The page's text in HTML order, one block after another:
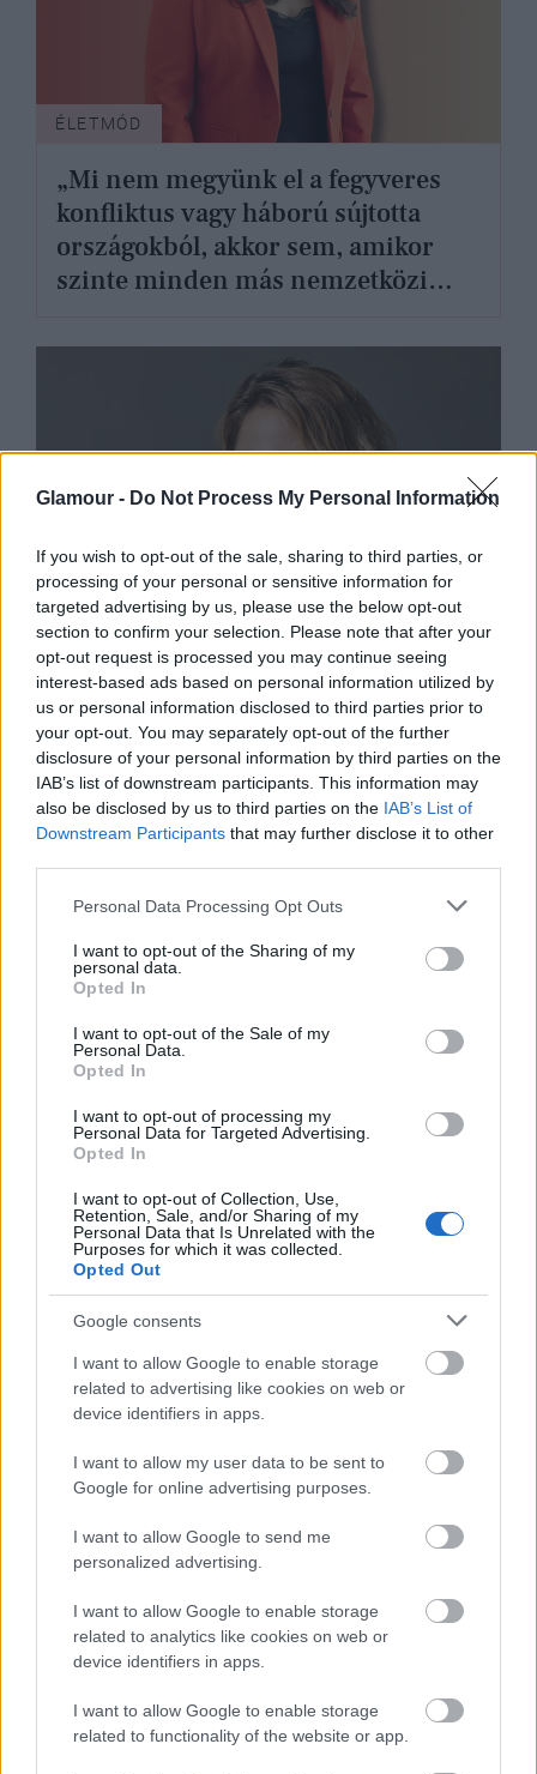
Glamour - Do Not Process My Personal Information
If you wish to opt-out of the sale, sharing to third parties, or
processing of your personal or sensitive information for
targeted advertising by us, please use the below opt-out
section to confirm your selection. Please note that after your
opt-out request is processed you may continue seeing
interest-based ads based on personal information utilized by
us or personal information disclosed to third parties prior to
your opt-out. You may separately opt-out of the further
disclosure of your personal information by third parties on the
IAB’s list of downstream participants. This information may
also be disclosed by us to third parties on the IAB’s List of
Downstream Participants that may further disclose it to other
Please note that this website/app uses one or more Google
not limited to your visit or usage behaviour. You may click to
grant or deny consent to Google and its third-party tags to
use your data for below specified purposes in below Google
consent section.
Personal Data Processing Opt Outs
I want to opt-out of the Sharing of my
personal data.
Opted In
I want to opt-out of the Sale of my
Personal Data.
Opted In
I want to opt-out of processing my
Personal Data for Targeted Advertising.
Opted In
I want to opt-out of Collection, Use,
Retention, Sale, and/or Sharing of my
Personal Data that Is Unrelated with the
Purposes for which it was collected.
Opted Out
Google consents
I want to allow Google to enable storage
related to advertising like cookies on web or
device identifiers in apps.
I want to allow my user data to be sent to
Google for online advertising purposes.
I want to allow Google to send me
personalized advertising.
I want to allow Google to enable storage
related to analytics like cookies on web or
device identifiers in apps.
I want to allow Google to enable storage
related to functionality of the website or app.
ÉLETMÓD
„Mi nem megyünk el a fegyveres
konfliktus vagy háború sújtotta
országokból, akkor sem, amikor
szinte minden más nemzetközi
Mészáros Antóniával, az UNICEF
magyarországi ügyvezetőjével
GLAMOUR 20
Lékai-Kiss Ramóna: „A
legfájdalmasabb az, amikor az
anyaságomban kérdőjeleznek meg”
SZTÁRHÍREK
időszak volt, de időközben más
lehetőségek nyíltak meg előttem”
ÉLETMÓD
Buzás-Hábel Géza: „Szeretnénk